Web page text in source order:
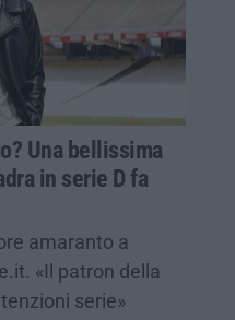
Una bellissima
in serie D fa
amaranto a
«Il patron della
serie»